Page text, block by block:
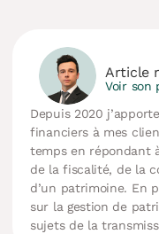
Article
Voir son
Depuis 2020
financiers à mes
temps en répondant
de la fiscalité, de la
d’un patrimoine. En
sur la gestion de
sujets de la